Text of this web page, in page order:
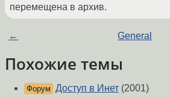
перемещена в архив.
← General
Похожие темы
Форум Доступ в Инет (2001)